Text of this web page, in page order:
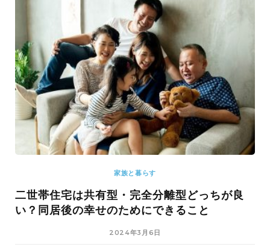
家族と暮らす
二世帯住宅は共有型・完全分離型どっちが良
い？同居後の幸せのためにできること
2024年3月6日